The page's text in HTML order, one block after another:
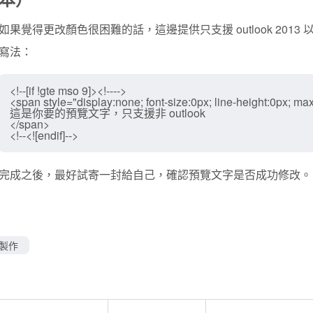
果覺得更改顏色很困難的話，這邊提供只支援 outlook 2013
法：
<!--[if !gte mso 9]><!---->
<span style="display:none; font-size:0px; line-height:0px;
這是你要的預覽文字，只支援非 outlook
</span>
成之後，最好試寄一封給自己，確認預覽文字是否成功修改。
作